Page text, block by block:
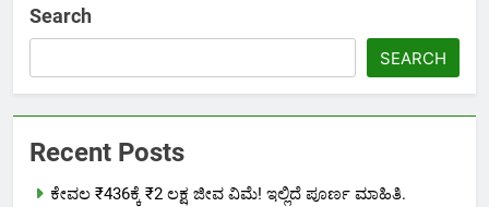
Search
SEARCH
Recent Posts
ಕೇವಲ ₹436ಕ್ಕೆ ₹2 ಲಕ್ಷ ಜೀವ ವಿಮೆ! ಇಲ್ಲಿದೆ ಪೂರ್ಣ ಮಾಹಿತಿ.